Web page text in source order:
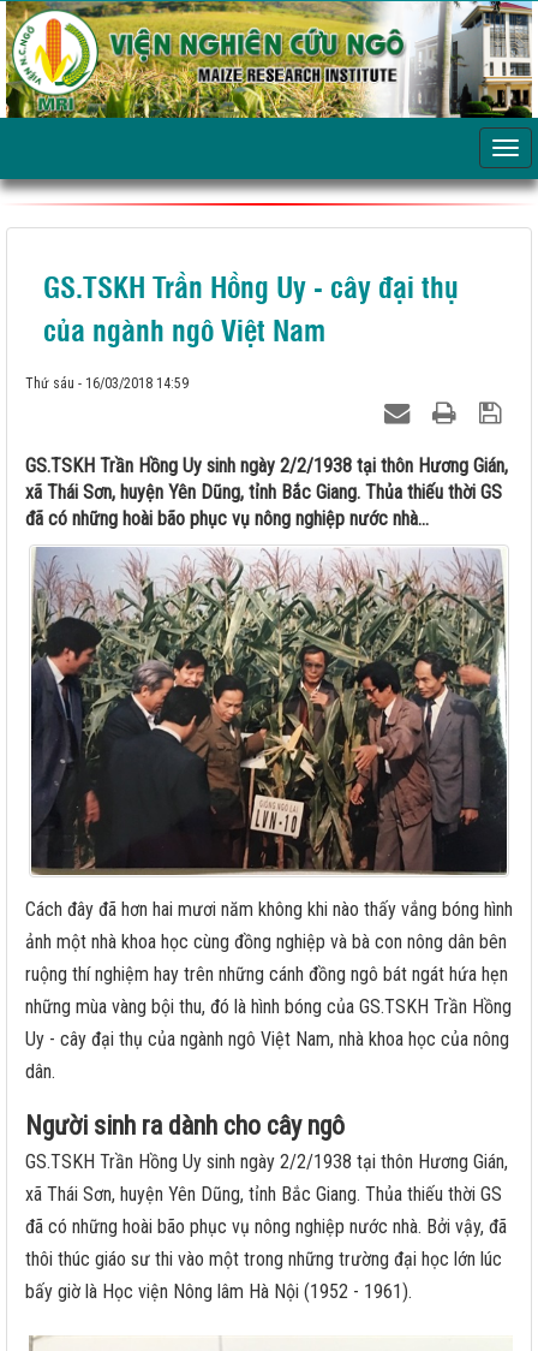
GS.TSKH Trần Hồng Uy - cây đại thụ
của ngành ngô Việt Nam
Thứ sáu - 16/03/2018 14:59
GS.TSKH Trần Hồng Uy sinh ngày 2/2/1938 tại thôn Hương Gián,
xã Thái Sơn, huyện Yên Dũng, tỉnh Bắc Giang. Thủa thiếu thời GS
đã có những hoài bão phục vụ nông nghiệp nước nhà...
Cách đây đã hơn hai mươi năm không khi nào thấy vắng bóng hình
ảnh một nhà khoa học cùng đồng nghiệp và bà con nông dân bên
ruộng thí nghiệm hay trên những cánh đồng ngô bát ngát hứa hẹn
những mùa vàng bội thu, đó là hình bóng của GS.TSKH Trần Hồng
Uy - cây đại thụ của ngành ngô Việt Nam, nhà khoa học của nông
dân.
Người sinh ra dành cho cây ngô
GS.TSKH Trần Hồng Uy sinh ngày 2/2/1938 tại thôn Hương Gián,
xã Thái Sơn, huyện Yên Dũng, tỉnh Bắc Giang. Thủa thiếu thời GS
đã có những hoài bão phục vụ nông nghiệp nước nhà. Bởi vậy, đã
thôi thúc giáo sư thi vào một trong những trường đại học lớn lúc
bấy giờ là Học viện Nông lâm Hà Nội (1952 - 1961).